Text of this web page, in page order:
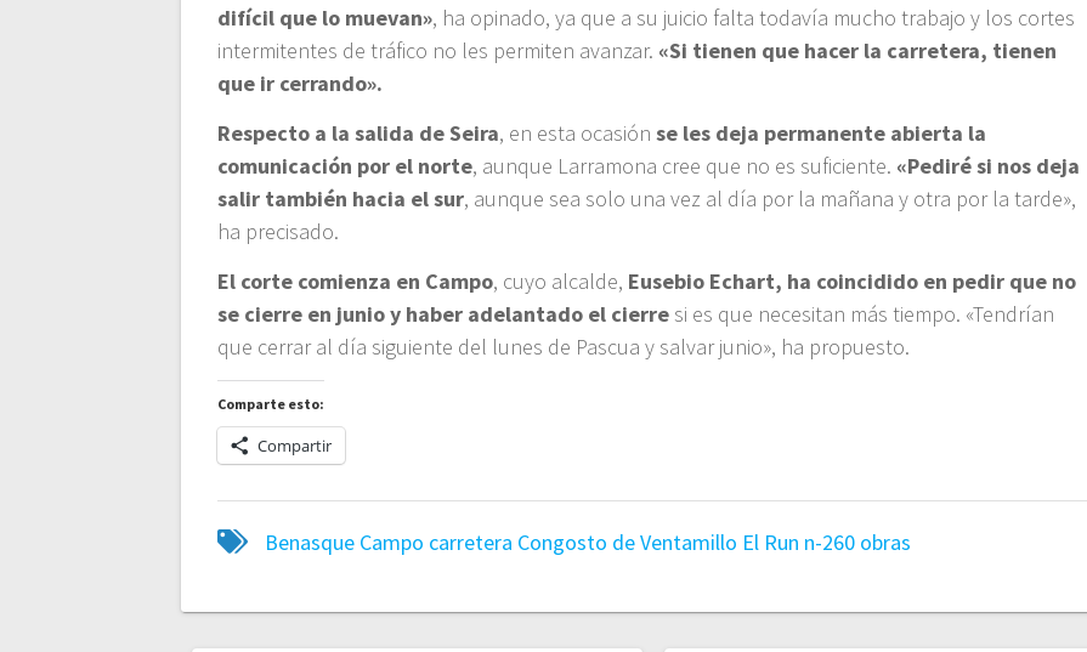
difícil que lo muevan», ha opinado, ya que a su juicio falta todavía mucho trabajo y los cortes
intermitentes de tráfico no les permiten avanzar. «Si tienen que hacer la carretera, tienen
que ir cerrando».
Respecto a la salida de Seira, en esta ocasión se les deja permanente abierta la
comunicación por el norte, aunque Larramona cree que no es suficiente. «Pediré si nos deja
salir también hacia el sur, aunque sea solo una vez al día por la mañana y otra por la tarde»,
ha precisado.
El corte comienza en Campo, cuyo alcalde, Eusebio Echart, ha coincidido en pedir que no
se cierre en junio y haber adelantado el cierre si es que necesitan más tiempo. «Tendrían
que cerrar al día siguiente del lunes de Pascua y salvar junio», ha propuesto.
Comparte esto:
Compartir
Benasque Campo carretera Congosto de Ventamillo El Run n-260 obras